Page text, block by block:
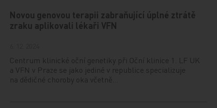
Novou genovou terapii zabraňující úplné ztrátě
zraku aplikovali lékaři VFN
Centrum klinické oční genetiky při Oční klinice 1. LF UK
a VFN v Praze se jako jediné v republice specializuje
na dědičné choroby oka včetně…